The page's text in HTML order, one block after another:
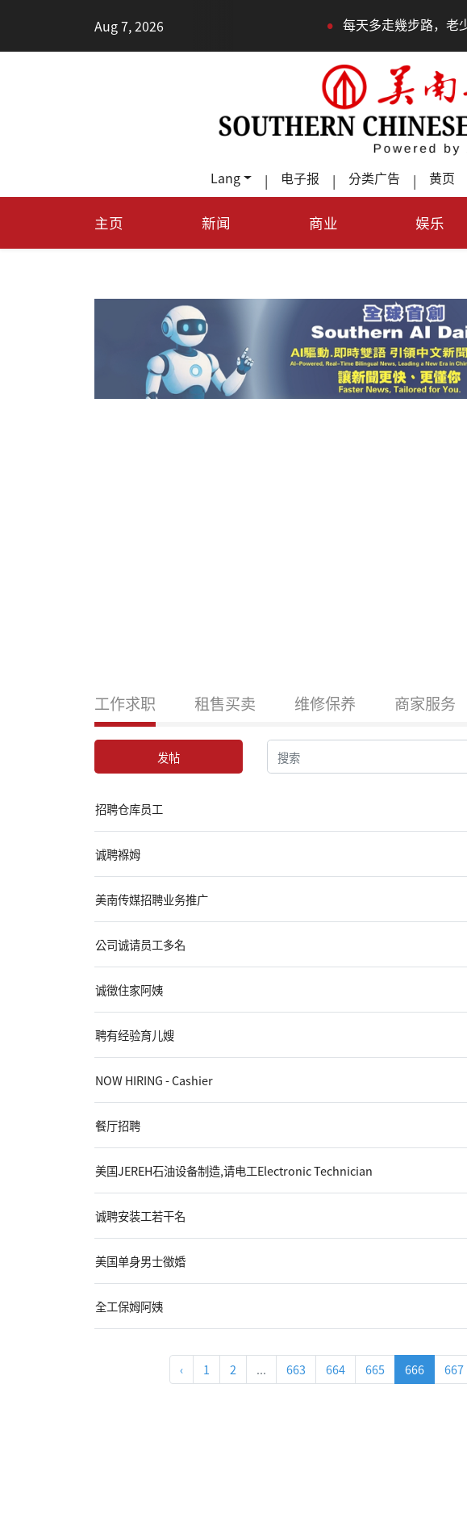
Aug 7, 2026 每天多走幾步路，老少都受益
Lang | 电子报 | 分类广告 | 黄页
主页 新闻 商业 娱乐
工作求职 租售买卖 维修保养 商家服务
发帖
招聘仓库员工
诚聘褓姆
美南传媒招聘业务推广
公司诚请员工多名
诚徵住家阿姨
聘有经验育儿嫂
NOW HIRING - Cashier
餐厅招聘
美国JEREH石油设备制造,请电工Electronic Technician
诚聘安装工若干名
美国单身男士徵婚
全工保姆阿姨
‹ 1 2 ... 663 664 665 666 667